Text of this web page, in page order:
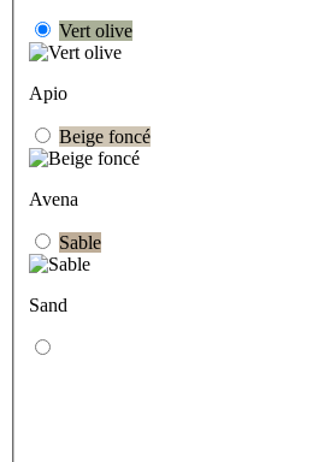
Vert olive
Apio
Beige foncé
Avena
Sable
Sand